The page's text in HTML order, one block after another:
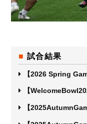
試合結果
【2026 Spring
【
【